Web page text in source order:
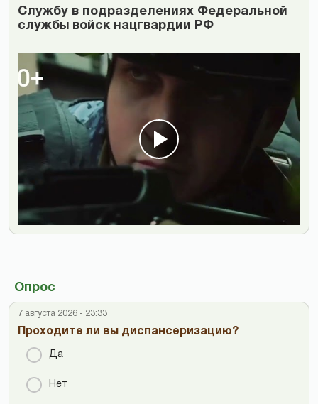
Cлужбу в подразделениях Федеральной
службы войск нацгвардии РФ
Опрос
7 августа 2026 - 23:33
Проходите ли вы диспансеризацию?
Да
Нет